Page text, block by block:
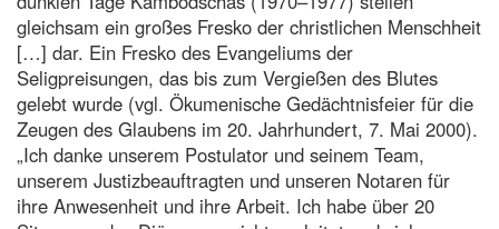
gleichsam ein großes Fresko der christlichen Menschheit
[…] dar. Ein Fresko des Evangeliums der
Seligpreisungen, das bis zum Vergießen des Blutes
gelebt wurde (vgl. Ökumenische Gedächtnisfeier für die
Zeugen des Glaubens im 20. Jahrhundert, 7. Mai 2000).
„Ich danke unserem Postulator und seinem Team,
unserem Justizbeauftragten und unseren Notaren für
ihre Anwesenheit und ihre Arbeit. Ich habe über 20